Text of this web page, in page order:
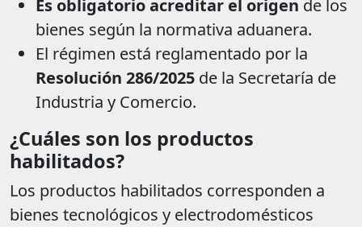
Es obligatorio acreditar el origen de los
bienes según la normativa aduanera.
El régimen está reglamentado por la
Resolución 286/2025 de la Secretaría de
Industria y Comercio.
¿Cuáles son los productos
habilitados?
Los productos habilitados corresponden a
bienes tecnológicos y electrodomésticos